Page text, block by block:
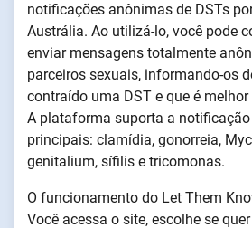
notificações anônimas de DSTs
Austrália. Ao utilizá-lo, você pode
enviar mensagens totalmente
parceiros sexuais, informando-os
contraído uma DST e que é
A plataforma suporta a notificação
principais: clamídia, gonorreia,
genitalium, sífilis e tricomonas.
O funcionamento do Let Them
Você acessa o site, escolhe se